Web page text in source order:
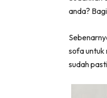
anda?
sofa untuk
sudah